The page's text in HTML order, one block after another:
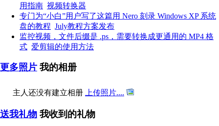
用指南 视频转换器
专门为“小白”用户写了这篇用 Nero 刻录 Windows XP 系统
盘的教程 July教程方案发布
监控视频，文件后缀是 .ps，需要转换成更通用的 MP4 格
式 爱剪辑的使用方法
更多照片 我的相册
主人还没有建立相册 上传照片....
送我礼物 我收到的礼物